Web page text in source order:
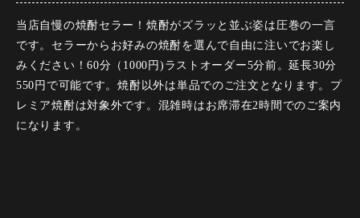
当店自慢の焼酎セラー！焼酎がズラッと並ぶ姿は圧巻の一言
です。セラーからお好みの焼酎を選んで自由に注いでお楽し
みください！60分（1000円)ラストオーダー5分前。延長30分
550円で可能です。焼酎以外は単品でのご注文となります。プ
レミア焼酎は対象外です。混雑時はお席滞在2時間でのご案内
になります。